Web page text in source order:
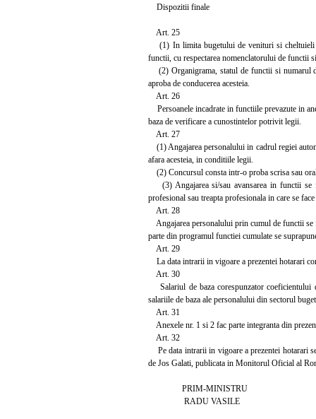
Dispozitii finale
Art. 25
(1) In limita bugetului de venituri si cheltuieli
functii, cu respectarea nomenclatorului de functii
(2) Organigrama, statul de functii si numarul
aproba de conducerea acesteia.
Art. 26
Persoanele incadrate in functiile prevazute in
baza de verificare a cunostintelor potrivit legii.
Art. 27
(1) Angajarea personalului in cadrul regiei
afara acesteia, in conditiile legii.
(2) Concursul consta intr-o proba scrisa sau
(3) Angajarea si/sau avansarea in functii se
profesional sau treapta profesionala in care se
Art. 28
Angajarea personalului prin cumul de functii se
parte din programul functiei cumulate se
Art. 29
La data intrarii in vigoare a prezentei hotarari
Art. 30
Salariul de baza corespunzator coeficientului
salariile de baza ale personalului din sectorul
Art. 31
Anexele nr. 1 si 2 fac parte integranta din
Art. 32
Pe data intrarii in vigoare a prezentei hotarari
de Jos Galati, publicata in Monitorul Oficial al
PRIM-MINISTRU
RADU VASILE